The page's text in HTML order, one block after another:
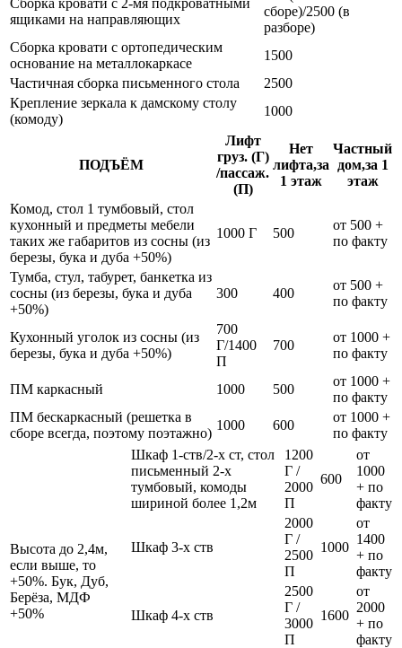
ящиками на направляющих
сборе)/2500 (в
разборе)
Сборка кровати с ортопедическим
основание на металлокаркасе
1500
Частичная сборка письменного стола
2500
Крепление зеркала к дамскому столу
(комоду)
1000
ПОДЪЁМ
Лифт
груз. (Г)
/пассаж.
(П)
Нет
лифта,за
1 этаж
Частный
дом,за 1
этаж
Комод, стол 1 тумбовый, стол
кухонный и предметы мебели
таких же габаритов из сосны (из
березы, бука и дуба +50%)
1000 Г 500
от 500 +
по факту
Тумба, стул, табурет, банкетка из
сосны (из березы, бука и дуба
+50%)
300 400
от 500 +
по факту
Кухонный уголок из сосны (из
березы, бука и дуба +50%)
700
Г/1400
П
700
от 1000 +
по факту
ПМ каркасный 1000 500
от 1000 +
по факту
ПМ бескаркасный (решетка в
сборе всегда, поэтому поэтажно)
1000 600
от 1000 +
по факту
Высота до 2,4м,
если выше, то
+50%. Бук, Дуб,
Берёза, МДФ
+50%
Шкаф 1-ств/2-х ст, стол
письменный 2-х
тумбовый, комоды
шириной более 1,2м
1200
Г /
2000
П
600
от
1000
+ по
факту
Шкаф 3-х ств
2000
Г /
2500
П
1000
от
1400
+ по
факту
Шкаф 4-х ств
2500
Г /
3000
П
1600
от
2000
+ по
факту